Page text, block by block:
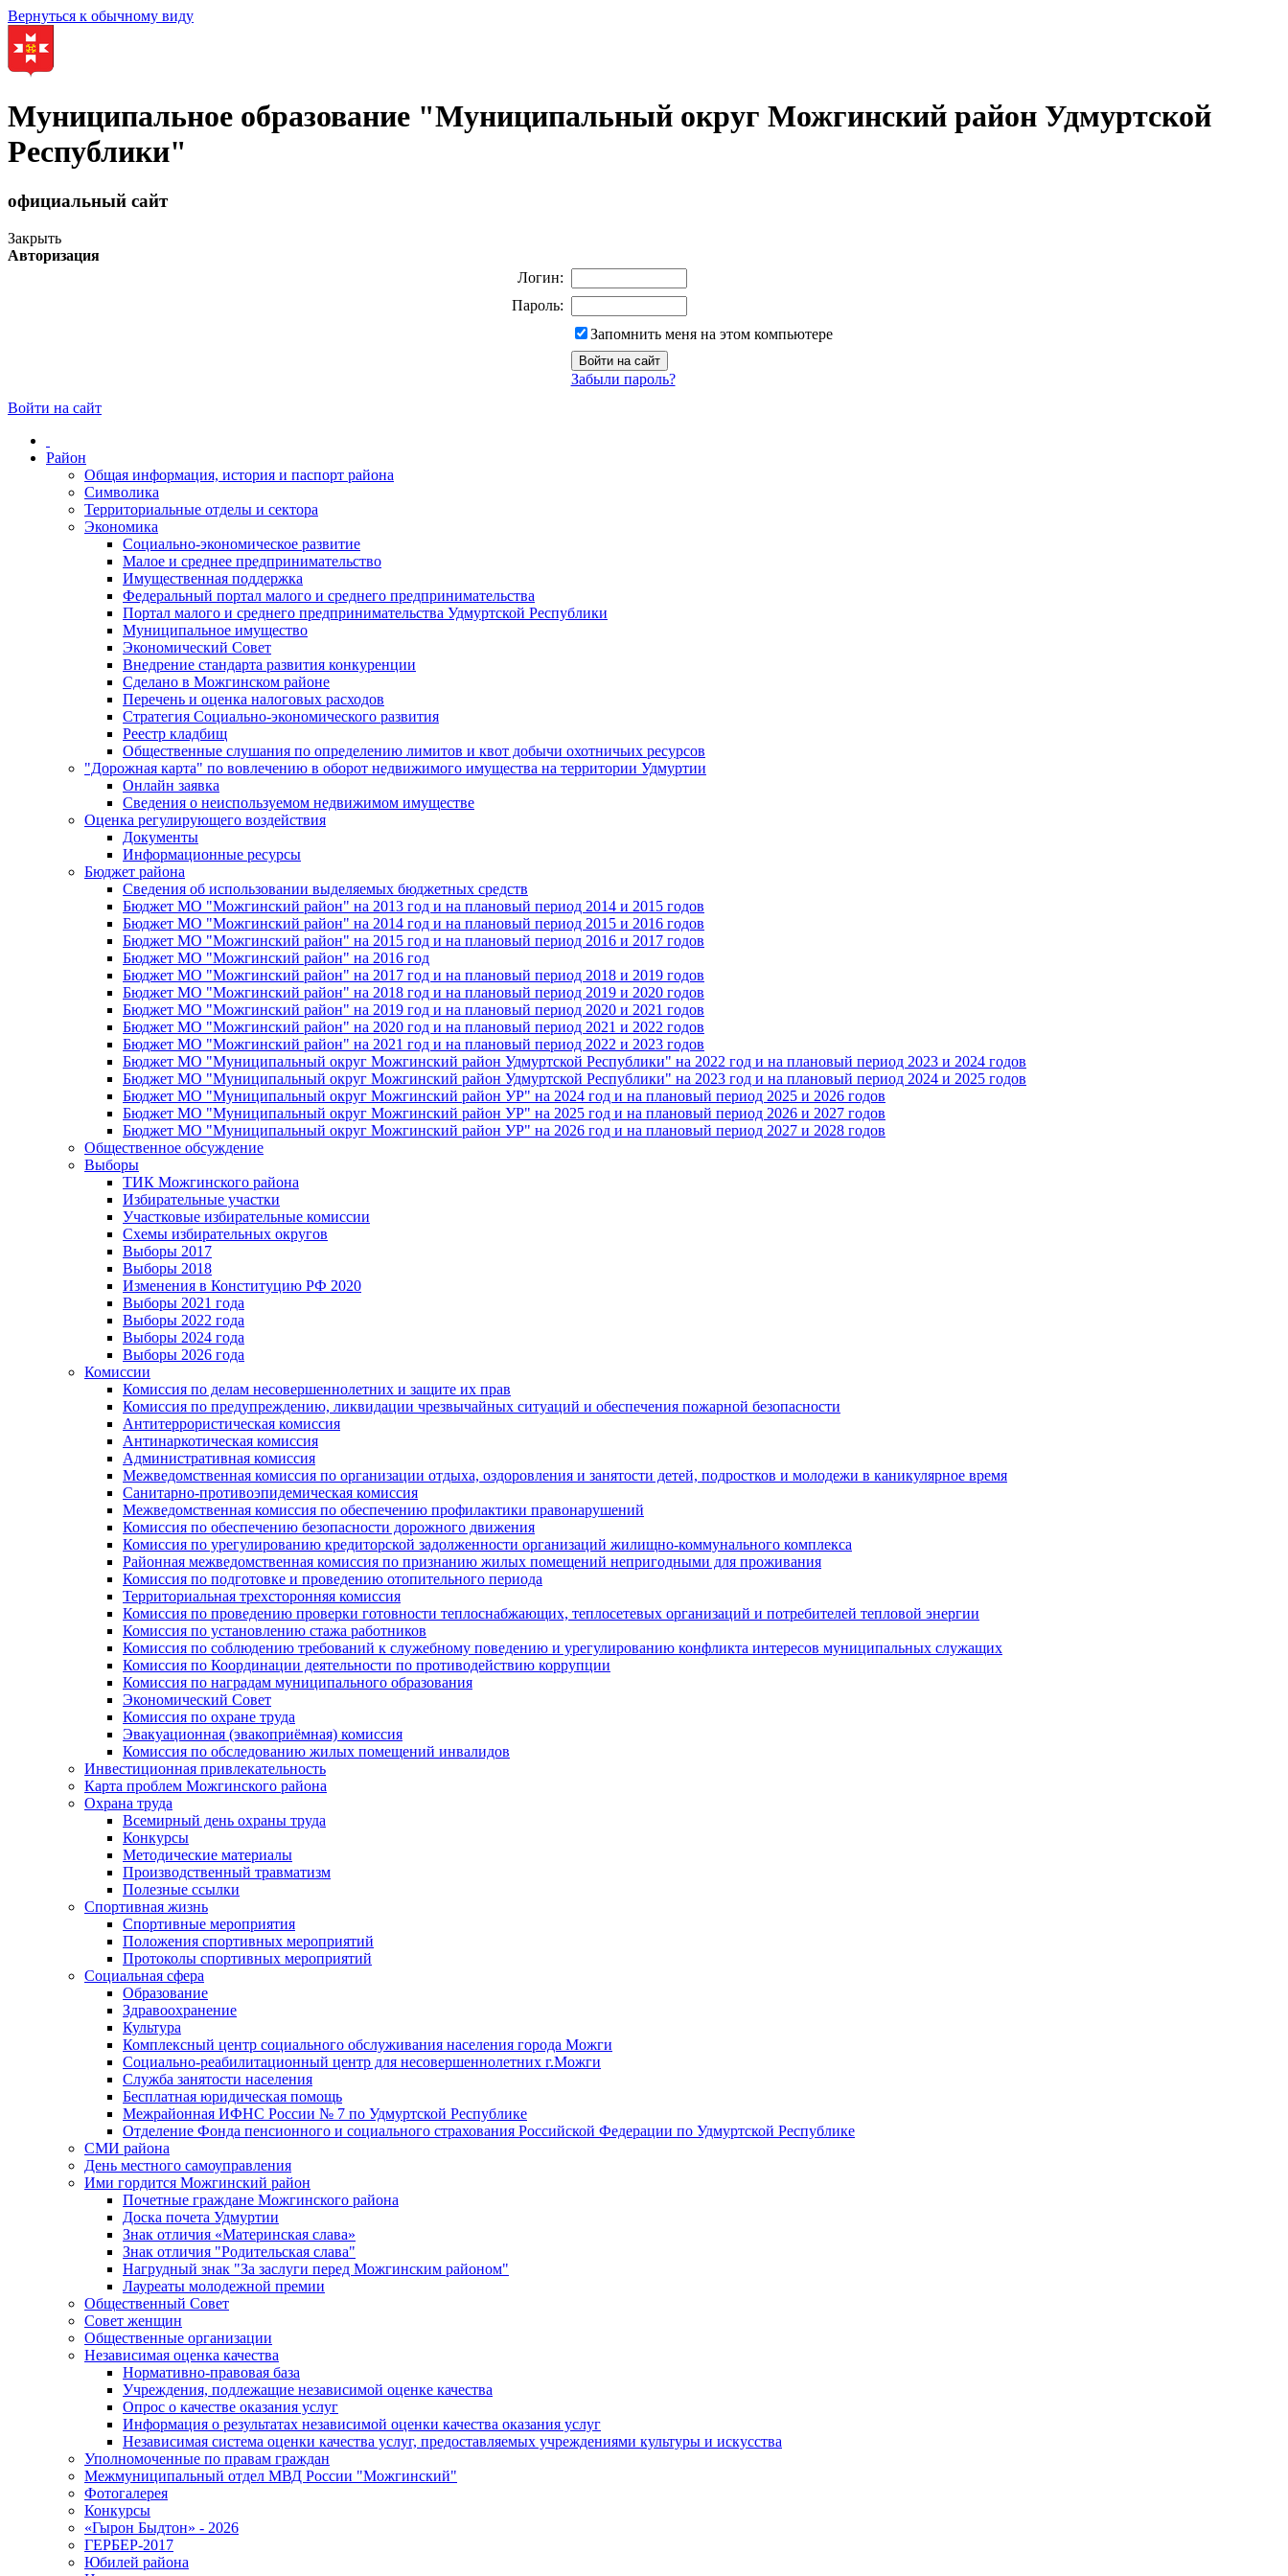
Вернуться к обычному виду
Муниципальное образование "Муниципальный округ Можгинский район Удмуртской
Республики"
официальный сайт
Закрыть
Авторизация
Логин:
Пароль:
Запомнить меня на этом компьютере
Забыли пароль?
Войти на сайт
Район
Общая информация, история и паспорт района
Символика
Территориальные отделы и сектора
Экономика
Социально-экономическое развитие
Малое и среднее предпринимательство
Имущественная поддержка
Федеральный портал малого и среднего предпринимательства
Портал малого и среднего предпринимательства Удмуртской Республики
Муниципальное имущество
Экономический Совет
Внедрение стандарта развития конкуренции
Сделано в Можгинском районе
Перечень и оценка налоговых расходов
Стратегия Социально-экономического развития
Реестр кладбищ
Общественные слушания по определению лимитов и квот добычи охотничьих ресурсов
"Дорожная карта" по вовлечению в оборот недвижимого имущества на территории Удмуртии
Онлайн заявка
Сведения о неиспользуемом недвижимом имуществе
Оценка регулирующего воздействия
Документы
Информационные ресурсы
Бюджет района
Сведения об использовании выделяемых бюджетных средств
Бюджет МО "Можгинский район" на 2013 год и на плановый период 2014 и 2015 годов
Бюджет МО "Можгинский район" на 2014 год и на плановый период 2015 и 2016 годов
Бюджет МО "Можгинский район" на 2015 год и на плановый период 2016 и 2017 годов
Бюджет МО "Можгинский район" на 2016 год
Бюджет МО "Можгинский район" на 2017 год и на плановый период 2018 и 2019 годов
Бюджет МО "Можгинский район" на 2018 год и на плановый период 2019 и 2020 годов
Бюджет МО "Можгинский район" на 2019 год и на плановый период 2020 и 2021 годов
Бюджет МО "Можгинский район" на 2020 год и на плановый период 2021 и 2022 годов
Бюджет МО "Можгинский район" на 2021 год и на плановый период 2022 и 2023 годов
Бюджет МО "Муниципальный округ Можгинский район Удмуртской Республики" на 2022 год и на плановый период 2023 и 2024 годов
Бюджет МО "Муниципальный округ Можгинский район Удмуртской Республики" на 2023 год и на плановый период 2024 и 2025 годов
Бюджет МО "Муниципальный округ Можгинский район УР" на 2024 год и на плановый период 2025 и 2026 годов
Бюджет МО "Муниципальный округ Можгинский район УР" на 2025 год и на плановый период 2026 и 2027 годов
Бюджет МО "Муниципальный округ Можгинский район УР" на 2026 год и на плановый период 2027 и 2028 годов
Общественное обсуждение
Выборы
ТИК Можгинского района
Избирательные участки
Участковые избирательные комиссии
Схемы избирательных округов
Выборы 2017
Выборы 2018
Изменения в Конституцию РФ 2020
Выборы 2021 года
Выборы 2022 года
Выборы 2024 года
Выборы 2026 года
Комиссии
Комиссия по делам несовершеннолетних и защите их прав
Комиссия по предупреждению, ликвидации чрезвычайных ситуаций и обеспечения пожарной безопасности
Антитеррористическая комиссия
Антинаркотическая комиссия
Административная комиссия
Межведомственная комиссия по организации отдыха, оздоровления и занятости детей, подростков и молодежи в каникулярное время
Санитарно-противоэпидемическая комиссия
Межведомственная комиссия по обеспечению профилактики правонарушений
Комиссия по обеспечению безопасности дорожного движения
Комиссия по урегулированию кредиторской задолженности организаций жилищно-коммунального комплекса
Районная межведомственная комиссия по признанию жилых помещений непригодными для проживания
Комиссия по подготовке и проведению отопительного периода
Территориальная трехсторонняя комиссия
Комиссия по проведению проверки готовности теплоснабжающих, теплосетевых организаций и потребителей тепловой энергии
Комиссия по установлению стажа работников
Комиссия по соблюдению требований к служебному поведению и урегулированию конфликта интересов муниципальных служащих
Комиссия по Координации деятельности по противодействию коррупции
Комиссия по наградам муниципального образования
Экономический Совет
Комиссия по охране труда
Эвакуационная (эвакоприёмная) комиссия
Комиссия по обследованию жилых помещений инвалидов
Инвестиционная привлекательность
Карта проблем Можгинского района
Охрана труда
Всемирный день охраны труда
Конкурсы
Методические материалы
Производственный травматизм
Полезные ссылки
Спортивная жизнь
Спортивные мероприятия
Положения спортивных мероприятий
Протоколы спортивных мероприятий
Социальная сфера
Образование
Здравоохранение
Культура
Комплексный центр социального обслуживания населения города Можги
Социально-реабилитационный центр для несовершеннолетних г.Можги
Служба занятости населения
Бесплатная юридическая помощь
Межрайонная ИФНС России № 7 по Удмуртской Республике
Отделение Фонда пенсионного и социального страхования Российской Федерации по Удмуртской Республике
СМИ района
День местного самоуправления
Ими гордится Можгинский район
Почетные граждане Можгинского района
Доска почета Удмуртии
Знак отличия «Материнская слава»
Знак отличия "Родительская слава"
Нагрудный знак "За заслуги перед Можгинским районом"
Лауреаты молодежной премии
Общественный Совет
Совет женщин
Общественные организации
Независимая оценка качества
Нормативно-правовая база
Учреждения, подлежащие независимой оценке качества
Опрос о качестве оказания услуг
Информация о результатах независимой оценки качества оказания услуг
Независимая система оценки качества услуг, предоставляемых учреждениями культуры и искусства
Уполномоченные по правам граждан
Межмуниципальный отдел МВД России "Можгинский"
Фотогалерея
Конкурсы
«Гырон Быдтон» - 2026
ГЕРБЕР-2017
Юбилей района